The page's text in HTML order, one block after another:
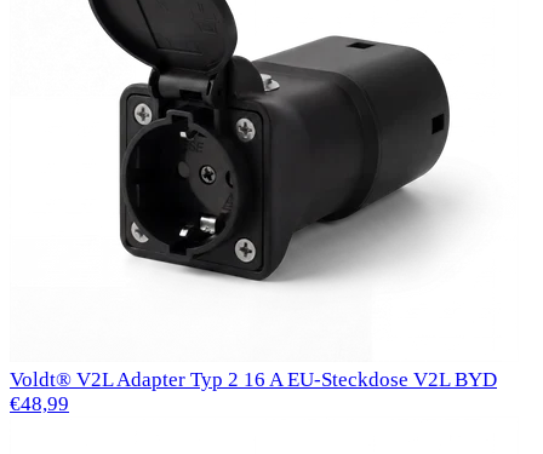
Voldt® V2L Adapter Typ 2 16 A EU-Steckdose V2L BYD
€48,99